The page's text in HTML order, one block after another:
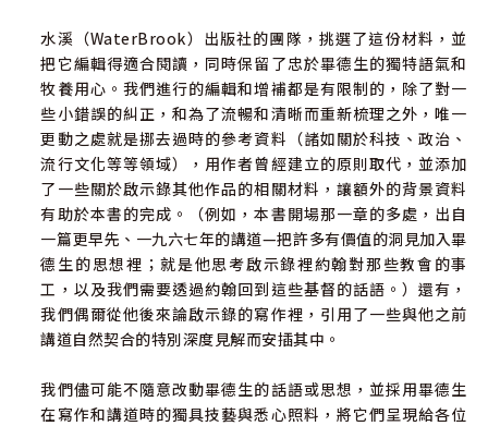
水溪（WaterBrook）出版社的團隊，挑選了這份材料，並
把它編輯得適合閱讀，同時保留了忠於畢德生的獨特語氣和
牧養用心。我們進行的編輯和增補都是有限制的，除了對一
些小錯誤的糾正，和為了流暢和清晰而重新梳理之外，唯一
更動之處就是挪去過時的參考資料（諸如關於科技、政治、
流行文化等等領域），用作者曾經建立的原則取代，並添加
了一些關於啟示錄其他作品的相關材料，讓額外的背景資料
有助於本書的完成。（例如，本書開場那一章的多處，出自
一篇更早先、一九六七年的講道—把許多有價值的洞見加入畢
德生的思想裡；就是他思考啟示錄裡約翰對那些教會的事
工，以及我們需要透過約翰回到這些基督的話語。）還有，
我們偶爾從他後來論啟示錄的寫作裡，引用了一些與他之前
講道自然契合的特別深度見解而安插其中。
我們儘可能不隨意改動畢德生的話語或思想，並採用畢德生
在寫作和講道時的獨具技藝與悉心照料，將它們呈現給各位